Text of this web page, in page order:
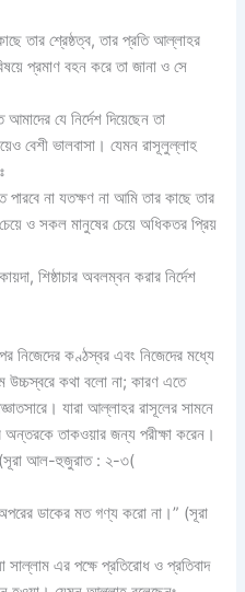
তার শ্রেষ্ঠত্ব, তার প্রতি আল্লাহর
প্রমাণ বহন করে তা জানা ও সে
যে নির্দেশ দিয়েছেন তা
বেশী ভালবাসা। যেমন রাসূলুল্লাহ
পারবে না যতক্ষণ না আমি তার কাছে তার
চেয়ে ও সকল মানুষের চেয়ে অধিকতর প্রিয়
শিষ্ঠাচার অবলম্বন করার নির্দেশ
নিজেদের কণ্ঠস্বর এবং নিজেদের মধ্যে
উচ্চস্বরে কথা বলো না; কারণ এতে
যারা আল্লাহর রাসূলের সামনে
অন্তরকে তাকওয়ার জন্য পরীক্ষা করেন।
(সূরা আল-হুজুরাত : ২-৩(
ডাকের মত গণ্য করো না।” (সূরা
এর পক্ষে প্রতিরোধ ও প্রতিবাদ